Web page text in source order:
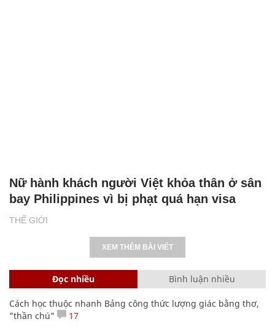
THẾ GIỚI
Nữ hành khách người Việt khỏa thân ở sân
bay Philippines vì bị phạt quá hạn visa
XEM THÊM BÀI VIẾT
Đọc nhiều Bình luận nhiều
Cách học thuộc nhanh Bảng công thức lượng giác bằng thơ,
"thần chú"
17